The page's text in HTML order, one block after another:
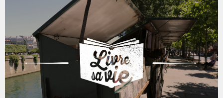
principal
LIVRE SA VIE